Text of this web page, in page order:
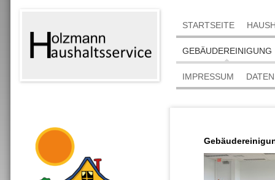
STARTSEITE
GEBÄUDEREINIGUNG
IMPRESSUM